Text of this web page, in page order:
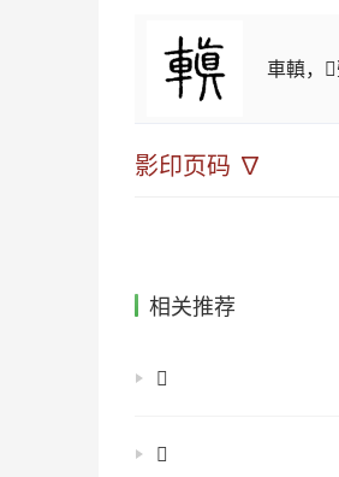
車䡩，
影印页码 ∇
相关推荐
𢇇
𢉥